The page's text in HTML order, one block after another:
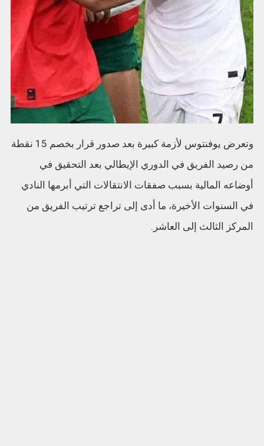
وتعرض يوفنتوس لأزمة كبيرة بعد صدور قرار بخصم 15 نقطة
من رصيد الفريق في الدوري الإيطالي بعد التحقيق في
أوضاعه المالية بسبب صفقات الانتقالات التي أبرمها النادي
في السنوات الأخيرة، ما أدى إلى تراجع ترتيب الفريق من
المركز الثالث إلى العاشر.